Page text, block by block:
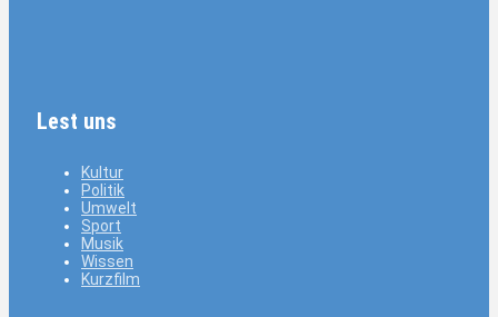
Lest uns
Kultur
Politik
Umwelt
Sport
Musik
Wissen
Kurzfilm